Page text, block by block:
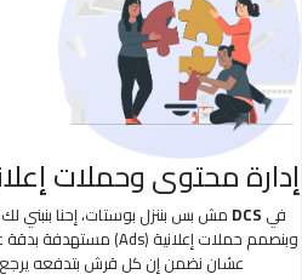
إدارة محتوى وحملات
في DCS مش بس بننزل بوستات، إحنا بنبني
عشان نضمن إن كل قرش بتدفعه